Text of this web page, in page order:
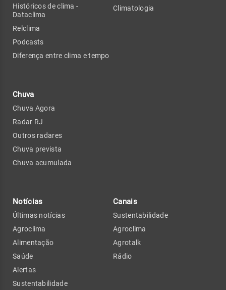
Históricos de clima -
Dataclima
Relclima
Podcasts
Diferença entre clima e tempo
Chuva
Chuva Agora
Radar RJ
Outros radares
Chuva prevista
Chuva acumulada
Climatologia
Notícias
Últimas notícias
Agroclima
Alimentação
Saúde
Alertas
Sustentabilidade
Canais
Sustentabilidade
Agroclima
Agrotalk
Rádio